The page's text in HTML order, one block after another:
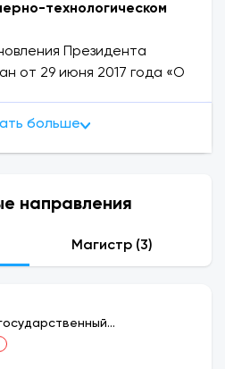
технологическом
Президента
от 29 июня 2017 года «О
Ташкентского
имени Ислама
от 3 декабря 2021 года
деятельности
преобразован в
технологический
пользования
больше
направления
Магистр (3)
институт